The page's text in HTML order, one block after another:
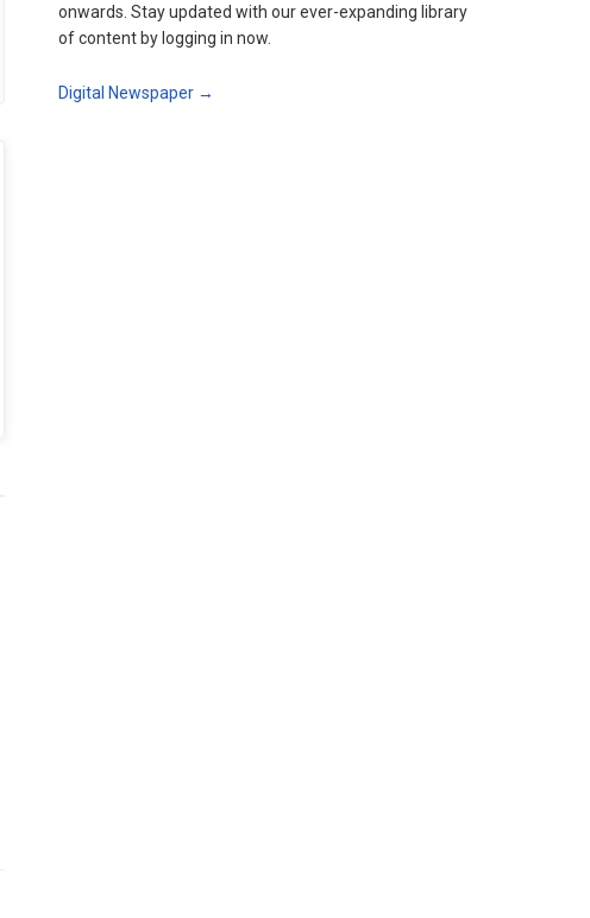
onwards. Stay updated with our ever-expanding library
of content by logging in now.
Digital Newspaper →